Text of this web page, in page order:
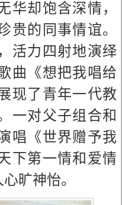
华却饱含深情，
贵的同事情谊。
活力四射地演绎
曲《想把我唱给
现了青年一代教
一对父子组合和
唱《世界赠予我
下第一情和爱情
旷神怡。